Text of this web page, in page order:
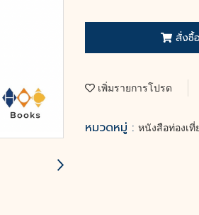
สั่งซื้
เพิ่มรายการโปรด
หมวดหมู่ : หนังสือท่องเที่